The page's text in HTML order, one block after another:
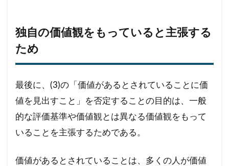
独自の価値観をもっていると主張する
ため
最後に、(3)の「価値があるとされていることに価
値を見出すこと」を否定することの目的は、一般
的な評価基準や価値観とは異なる価値観をもって
いることを主張するためである。
価値があるとされていることは、多くの人が価値